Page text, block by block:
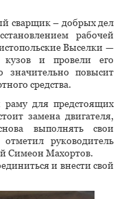
сварщик – добрых дел
рабочей
Выселки —
кузов и провели его
значительно повысит
средства.
раму для предстоящих
замена двигателя,
выполнять свои
руководитель
Симеон Махортов.
и внести свой